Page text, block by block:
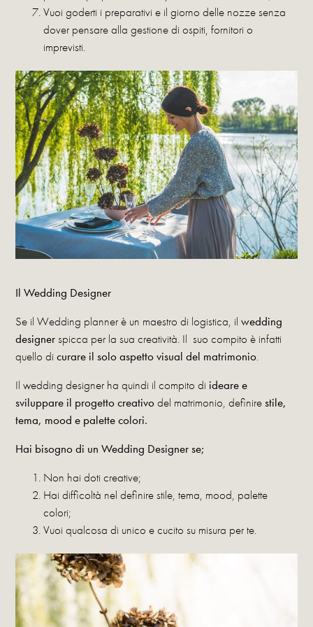
Vuoi goderti i preparativi e il giorno delle nozze senza
dover pensare alla gestione di ospiti, fornitori o
imprevisti.
Il Wedding Designer
Se il Wedding planner è un maestro di logistica, ilwedding
designerspicca per la sua creatività. Il suo compito è infatti
quello dicurare il solo aspetto visual del matrimonio.
Il wedding designer ha quindi il compito di ideare e
sviluppare il progetto creativodel matrimonio, definirestile,
tema, mood e palette colori.
Hai bisogno di un Wedding Designer se;
Non hai doti creative;
Hai difficoltà nel definire stile, tema, mood, palette
colori;
Vuoi qualcosa di unico e cucito su misura per te.